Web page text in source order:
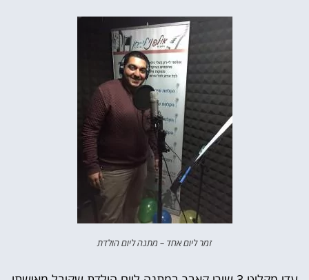
זמר ליום אחד – מתנה ליום הולדת